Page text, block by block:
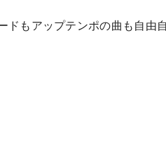
ドもアップテンポの曲も自